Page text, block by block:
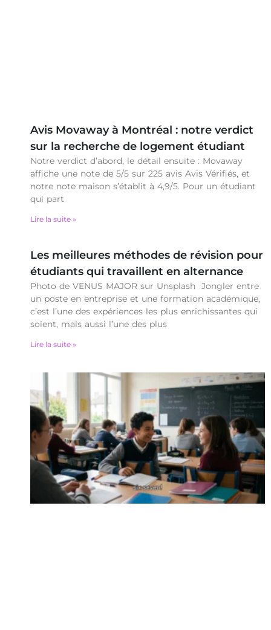
Avis Movaway à Montréal : notre verdict
sur la recherche de logement étudiant
Notre verdict d’abord, le détail ensuite : Movaway
affiche une note de 5/5 sur 225 avis Avis Vérifiés, et
notre note maison s’établit à 4,9/5. Pour un étudiant
qui part
Lire la suite »
Les meilleures méthodes de révision pour
étudiants qui travaillent en alternance
Photo de VENUS MAJOR sur Unsplash Jongler entre
un poste en entreprise et une formation académique,
c’est l’une des expériences les plus enrichissantes qui
soient, mais aussi l’une des plus
Lire la suite »